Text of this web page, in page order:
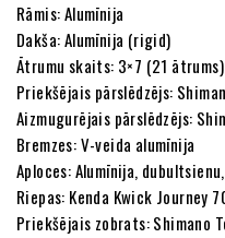
Rāmis: Alumīnija
Dakša: Alumīnija (rigid)
Ātrumu skaits: 3×7 (21 ātrums)
Priekšējais pārslēdzējs:
Aizmugurējais pārslēdzējs:
Bremzes: V-veida alumīnija
Aploces: Alumīnija,
Riepas: Kenda Kwick Journey
Priekšējais zobrats: Shimano